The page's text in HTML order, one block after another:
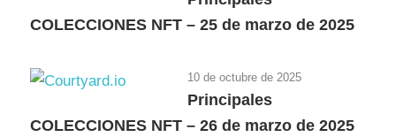
COLECCIONES NFT – 25 de marzo de 2025
10 de octubre de 2025
Principales
COLECCIONES NFT – 26 de marzo de 2025